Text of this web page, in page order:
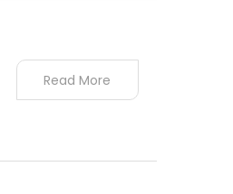
Read More